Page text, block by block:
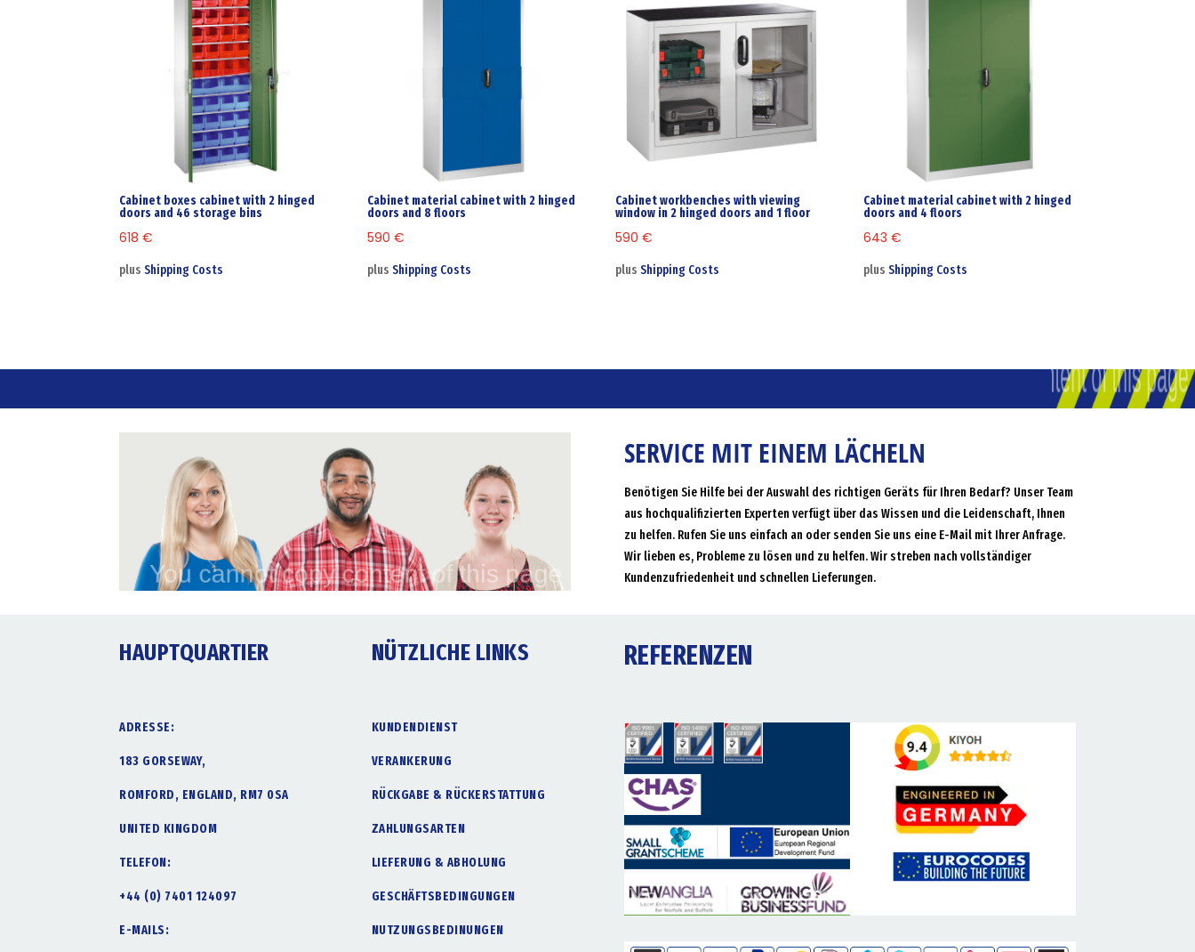
Cabinet boxes cabinet with 2 hinged
doors and 46 storage bins
618€
plusShipping Costs
Cabinet material cabinet with 2 hinged
doors and 8 floors
590€
plusShipping Costs
Cabinet workbenches with viewing
window in 2 hinged doors and 1 floor
590€
plusShipping Costs
Cabinet material cabinet with 2 hinged
doors and 4 floors
643€
plusShipping Costs
SERVICE MIT EINEM LÄCHELN
Benötigen Sie Hilfe bei der Auswahl des richtigen Geräts für Ihren Bedarf? Unser Team
aus hochqualifizierten Experten verfügt über das Wissen und die Leidenschaft, Ihnen
zu helfen. Rufen Sie uns einfach an oder senden Sie uns eine E-Mail mit Ihrer Anfrage.
Wir lieben es, Probleme zu lösen und zu helfen. Wir streben nach vollständiger
Kundenzufriedenheit und schnellen Lieferungen.
HAUPTQUARTIER
ADRESSE:
183 GORSEWAY,
ROMFORD, ENGLAND, RM7 0SA
UNITED KINGDOM
TELEFON:
+44 (0) 7401 124097
E-MAILS:
NÜTZLICHE LINKS
KUNDENDIENST
VERANKERUNG
RÜCKGABE & RÜCKERSTATTUNG
ZAHLUNGSARTEN
LIEFERUNG & ABHOLUNG
GESCHÄFTSBEDINGUNGEN
NUTZUNGSBEDINUNGEN
REFERENZEN